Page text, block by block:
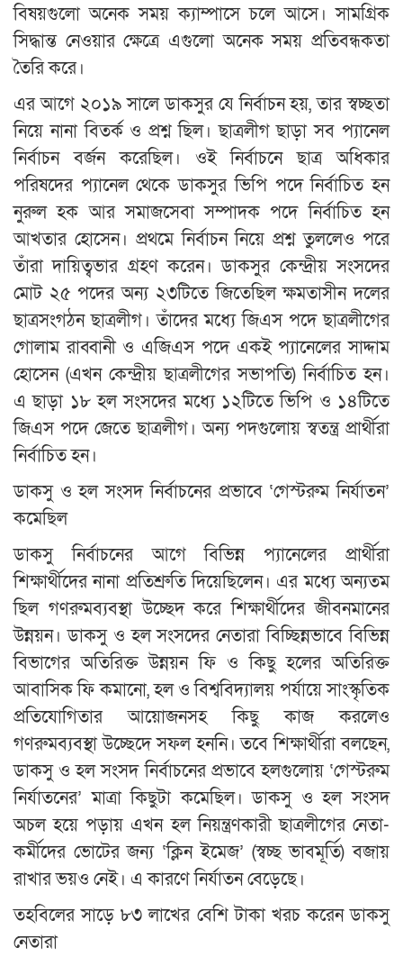
বিষয়গুলো অনেক সময় ক্যাম্পাসে চলে আসে। সামগ্রিক
সিদ্ধান্ত নেওয়ার ক্ষেত্রে এগুলো অনেক সময় প্রতিবন্ধকতা
তৈরি করে।
এর আগে ২০১৯ সালে ডাকসুর যে নির্বাচন হয়, তার স্বচ্ছতা
নিয়ে নানা বিতর্ক ও প্রশ্ন ছিল। ছাত্রলীগ ছাড়া সব প্যানেল
নির্বাচন বর্জন করেছিল। ওই নির্বাচনে ছাত্র অধিকার
পরিষদের প্যানেল থেকে ডাকসুর ভিপি পদে নির্বাচিত হন
নুরুল হক আর সমাজসেবা সম্পাদক পদে নির্বাচিত হন
আখতার হোসেন। প্রথমে নির্বাচন নিয়ে প্রশ্ন তুললেও পরে
তাঁরা দায়িত্বভার গ্রহণ করেন। ডাকসুর কেন্দ্রীয় সংসদের
মোট ২৫ পদের অন্য ২৩টিতে জিতেছিল ক্ষমতাসীন দলের
ছাত্রসংগঠন ছাত্রলীগ। তাঁদের মধ্যে জিএস পদে ছাত্রলীগের
গোলাম রাব্বানী ও এজিএস পদে একই প্যানেলের সাদ্দাম
হোসেন (এখন কেন্দ্রীয় ছাত্রলীগের সভাপতি) নির্বাচিত হন।
এ ছাড়া ১৮ হল সংসদের মধ্যে ১২টিতে ভিপি ও ১৪টিতে
জিএস পদে জেতে ছাত্রলীগ। অন্য পদগুলোয় স্বতন্ত্র প্রার্থীরা
নির্বাচিত হন।
ডাকসু ও হল সংসদ নির্বাচনের প্রভাবে ‘গেস্টরুম নির্যাতন’
কমেছিল
ডাকসু নির্বাচনের আগে বিভিন্ন প্যানেলের প্রার্থীরা
শিক্ষার্থীদের নানা প্রতিশ্রুতি দিয়েছিলেন। এর মধ্যে অন্যতম
ছিল গণরুমব্যবস্থা উচ্ছেদ করে শিক্ষার্থীদের জীবনমানের
উন্নয়ন। ডাকসু ও হল সংসদের নেতারা বিচ্ছিন্নভাবে বিভিন্ন
বিভাগের অতিরিক্ত উন্নয়ন ফি ও কিছু হলের অতিরিক্ত
আবাসিক ফি কমানো, হল ও বিশ্ববিদ্যালয় পর্যায়ে সাংস্কৃতিক
প্রতিযোগিতার আয়োজনসহ কিছু কাজ করলেও
গণরুমব্যবস্থা উচ্ছেদে সফল হননি। তবে শিক্ষার্থীরা বলছেন,
ডাকসু ও হল সংসদ নির্বাচনের প্রভাবে হলগুলোয় ‘গেস্টরুম
নির্যাতনের’ মাত্রা কিছুটা কমেছিল। ডাকসু ও হল সংসদ
অচল হয়ে পড়ায় এখন হল নিয়ন্ত্রণকারী ছাত্রলীগের নেতা-
কর্মীদের ভোটের জন্য ‘ক্লিন ইমেজ’ (স্বচ্ছ ভাবমূর্তি) বজায়
রাখার ভয়ও নেই। এ কারণে নির্যাতন বেড়েছে।
তহবিলের সাড়ে ৮৩ লাখের বেশি টাকা খরচ করেন ডাকসু
নেতারা